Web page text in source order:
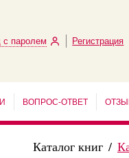
с паролем Регистрация
ВОПРОС-ОТВЕТ
Каталог книг /